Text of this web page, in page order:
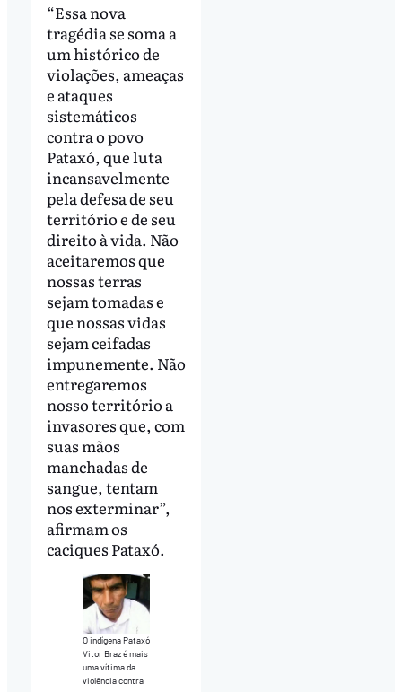
“Essa nova
tragédia se soma a
um histórico de
violações, ameaças
e ataques
sistemáticos
contra o povo
Pataxó, que luta
incansavelmente
pela defesa de seu
território e de seu
direito à vida. Não
aceitaremos que
nossas terras
sejam tomadas e
que nossas vidas
sejam ceifadas
impunemente. Não
entregaremos
nosso território a
invasores que, com
suas mãos
manchadas de
sangue, tentam
nos exterminar”,
afirmam os
caciques Pataxó.
O indígena Pataxó
Vitor Braz é mais
uma vítima da
violência contra